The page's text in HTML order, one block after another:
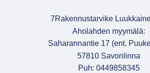
7Rakennustarvike
Aholahden myymälä:
Saharannantie 17 (ent.
57810 Savonlinna
Puh: 0449858345